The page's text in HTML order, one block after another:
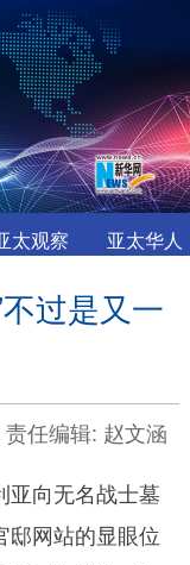
太观察 亚太华人
过是又一
责任编辑: 赵文涵
向无名战士墓
邸网站的显眼位